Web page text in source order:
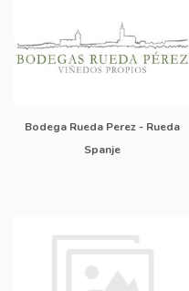
Bodega Rueda Perez - Rueda
Spanje